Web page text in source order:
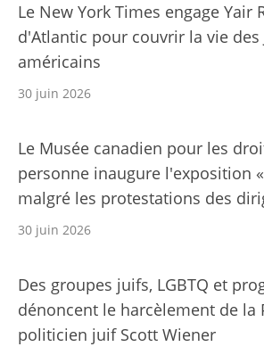
Le New York Times engage Yair
d'Atlantic pour couvrir la vie des
américains
30 juin 2026
Le Musée canadien pour les
personne inaugure l'exposition
malgré les protestations des
30 juin 2026
Des groupes juifs, LGBTQ et
dénoncent le harcèlement de la
politicien juif Scott Wiener